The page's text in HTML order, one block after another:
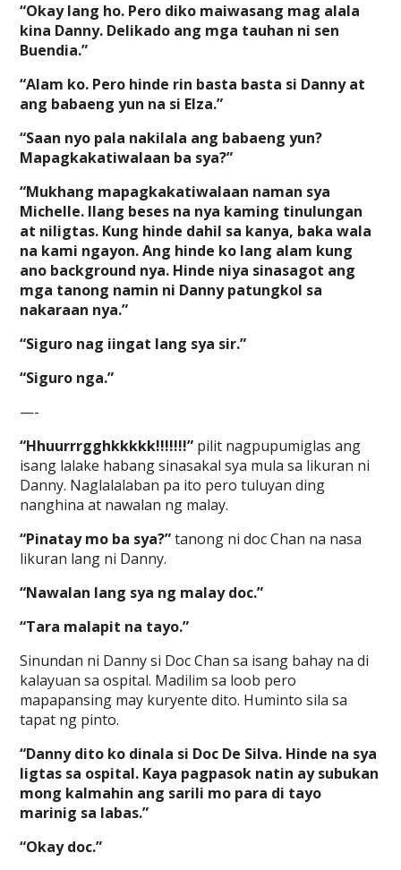
“Okay lang ho. Pero diko maiwasang mag alala
kina Danny. Delikado ang mga tauhan ni sen
Buendia.”
“Alam ko. Pero hinde rin basta basta si Danny at
ang babaeng yun na si Elza.”
“Saan nyo pala nakilala ang babaeng yun?
Mapagkakatiwalaan ba sya?”
“Mukhang mapagkakatiwalaan naman sya
Michelle. Ilang beses na nya kaming tinulungan
at niligtas. Kung hinde dahil sa kanya, baka wala
na kami ngayon. Ang hinde ko lang alam kung
ano background nya. Hinde niya sinasagot ang
mga tanong namin ni Danny patungkol sa
nakaraan nya.”
“Siguro nag iingat lang sya sir.”
“Siguro nga.”
—-
“Hhuurrrgghkkkkk!!!!!!!” pilit nagpupumiglas ang
isang lalake habang sinasakal sya mula sa likuran ni
Danny. Naglalalaban pa ito pero tuluyan ding
nanghina at nawalan ng malay.
“Pinatay mo ba sya?”tanong ni doc Chan na nasa
likuran lang ni Danny.
“Nawalan lang sya ng malay doc.”
“Tara malapit na tayo.”
Sinundan ni Danny si Doc Chan sa isang bahay na di
kalayuan sa ospital. Madilim sa loob pero
mapapansing may kuryente dito. Huminto sila sa
tapat ng pinto.
“Danny dito ko dinala si Doc De Silva. Hinde na sya
ligtas sa ospital. Kaya pagpasok natin ay subukan
mong kalmahin ang sarili mo para di tayo
marinig sa labas.”
“Okay doc.”